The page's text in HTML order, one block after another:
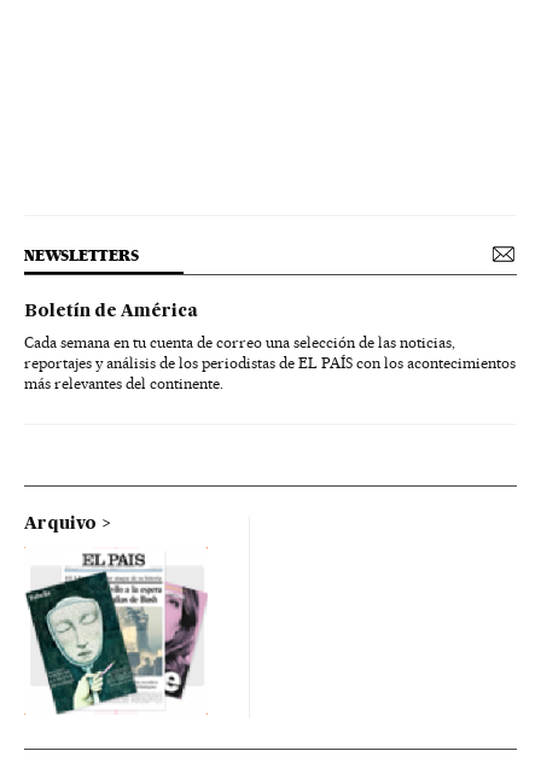
NEWSLETTERS
Boletín de América
Cada semana en tu cuenta de correo una selección de las noticias,
reportajes y análisis de los periodistas de EL PAÍS con los acontecimientos
más relevantes del continente.
Arquivo